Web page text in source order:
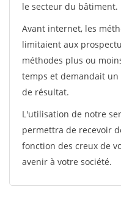
le secteur du bâtiment.
Avant internet, les
limitaient aux
méthodes plus ou
temps et demandait
de résultat.
L'utilisation de notre
permettra de recevoir
fonction des creux de
avenir à votre société.